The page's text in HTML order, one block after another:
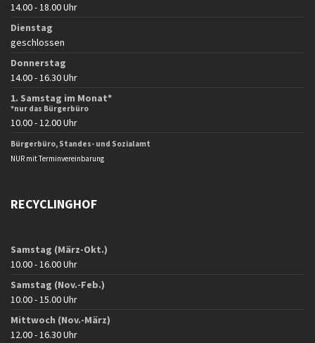
14.00 - 18.00 Uhr
Dienstag
geschlossen
Donnerstag
14.00 - 16.30 Uhr
1. Samstag im Monat*
*nur das Bürgerbüro
10.00 - 12.00 Uhr
Bürgerbüro, Standes- und Sozialamt
NUR mit Terminvereinbarung
RECYCLINGHOF
Samstag (März-Okt.)
10.00 - 16.00 Uhr
Samstag (Nov.-Feb.)
10.00 - 15.00 Uhr
Mittwoch (Nov.-März)
12.00 - 16.30 Uhr